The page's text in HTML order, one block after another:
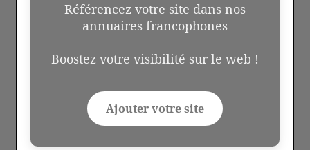
Référencez votre site dans nos
annuaires francophones
Boostez votre visibilité sur le web !
Ajouter votre site